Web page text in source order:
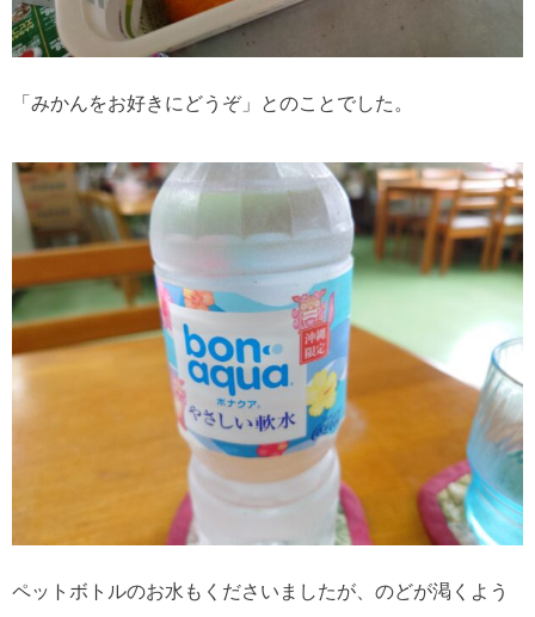
「みかんをお好きにどうぞ」とのことでした。
ペットボトルのお水もくださいましたが、のどが渇くよう